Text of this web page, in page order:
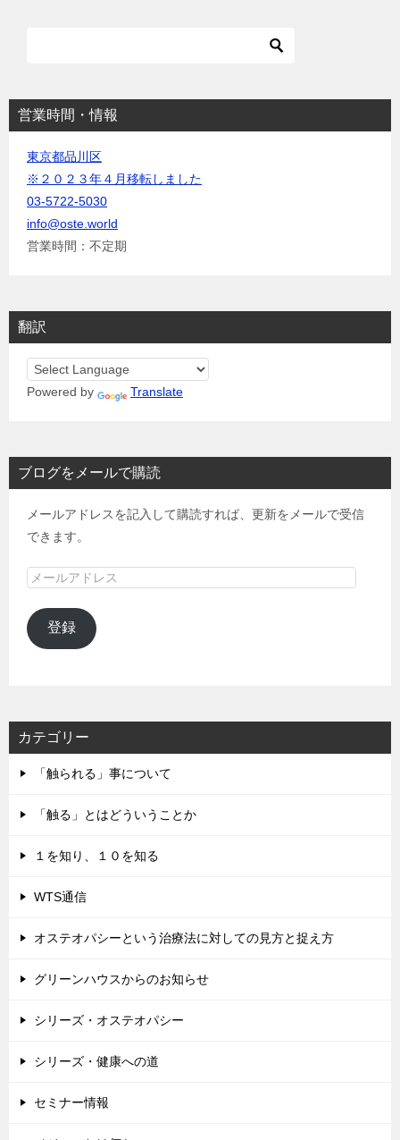
営業時間・情報
東京都品川区
※２０２３年４月移転しました
03-5722-5030
info@oste.world
営業時間：不定期
翻訳
Powered by Translate
ブログをメールで購読
メールアドレスを記入して購読すれば、更新をメールで受信
できます。
メ
ル
ア
登録
カテゴリー
「触られる」事について
「触る」とはどういうことか
１を知り、１０を知る
WTS通信
オステオパシーという治療法に対しての見方と捉え方
グリーンハウスからのお知らせ
シリーズ・オステオパシー
シリーズ・健康への道
セミナー情報